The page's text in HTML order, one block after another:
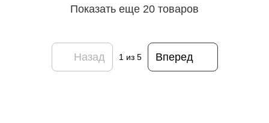
Показать еще 20 товаров
Назад 1из 5 Вперед